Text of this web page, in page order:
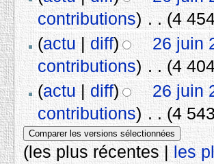
contributions) ‎. . (4
(actu|diff)
26 juin
contributions)‎. . (4
(actu|diff)
26 juin
contributions)‎. . (4
(les plus récentes |les